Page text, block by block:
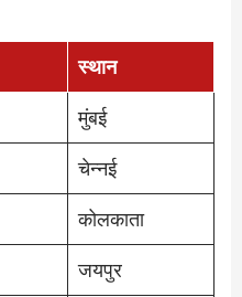
स्थान
मुंबई
चेन्नई
कोलकाता
जयपुर